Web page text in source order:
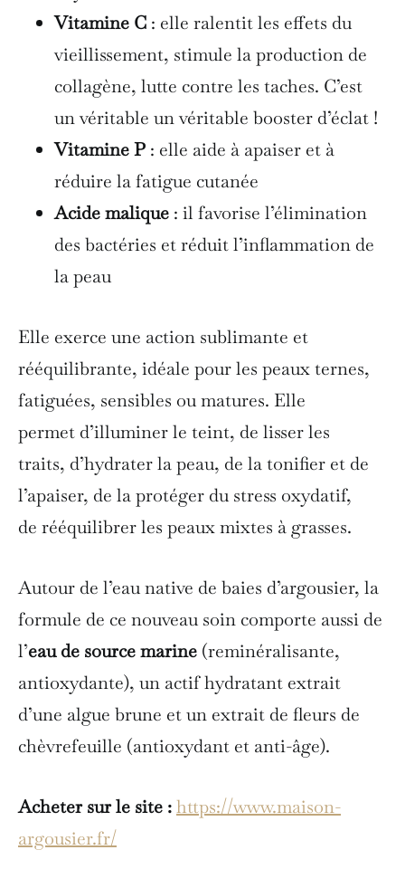
Vitamine C : elle ralentit les effets du
vieillissement, stimule la production de
collagène, lutte contre les taches. C’est
un véritable un véritable booster d’éclat !
Vitamine P : elle aide à apaiser et à
réduire la fatigue cutanée
Acide malique : il favorise l’élimination
des bactéries et réduit l’inflammation de
la peau
Elle exerce une action sublimante et
rééquilibrante, idéale pour les peaux ternes,
fatiguées, sensibles ou matures. Elle
permet d’illuminer le teint, de lisser les
traits, d’hydrater la peau, de la tonifier et de
l’apaiser, de la protéger du stress oxydatif,
de rééquilibrer les peaux mixtes à grasses.
Autour de l’eau native de baies d’argousier, la
formule de ce nouveau soin comporte aussi de
l’eau de source marine (reminéralisante,
antioxydante), un actif hydratant extrait
d’une algue brune et un extrait de fleurs de
chèvrefeuille (antioxydant et anti-âge).
Acheter sur le site :https://www.maison-
argousier.fr/